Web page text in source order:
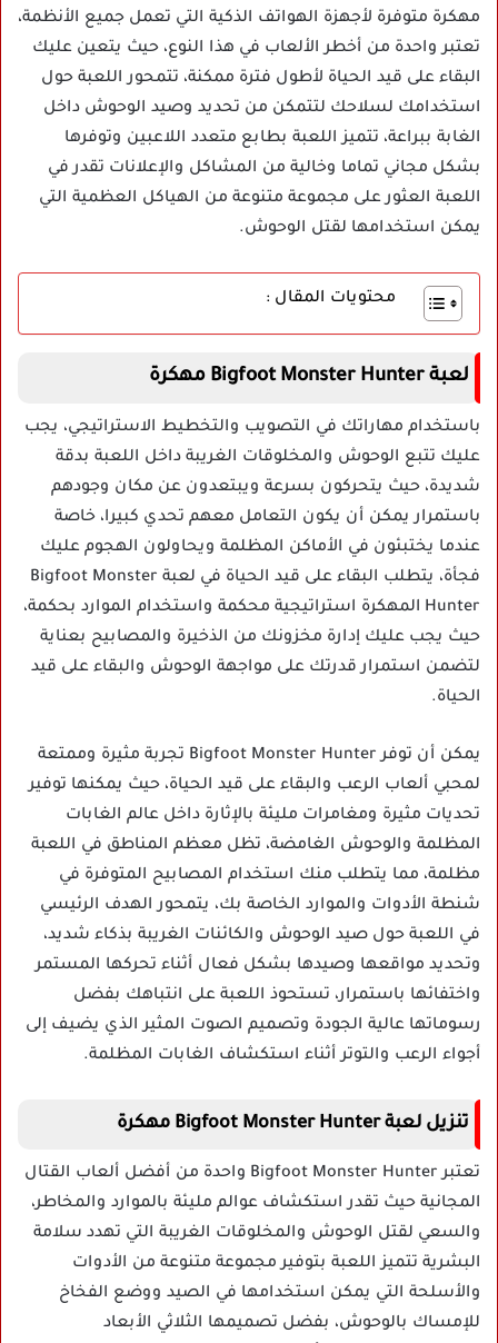
مهكرة متوفرة لأجهزة الهواتف الذكية التي تعمل جميع الأنظمة،
تعتبر واحدة من أخطر الألعاب في هذا النوع، حيث يتعين عليك
البقاء على قيد الحياة لأطول فترة ممكنة، تتمحور اللعبة حول
استخدامك لسلاحك لتتمكن من تحديد وصيد الوحوش داخل
الغابة ببراعة، تتميز اللعبة بطابع متعدد اللاعبين وتوفرها
بشكل مجاني تماما وخالية من المشاكل والإعلانات تقدر في
اللعبة العثور على مجموعة متنوعة من الهياكل العظمية التي
يمكن استخدامها لقتل الوحوش.
محتويات المقال :
لعبة Bigfoot Monster Hunter مهكرة
باستخدام مهاراتك في التصويب والتخطيط الاستراتيجي، يجب
عليك تتبع الوحوش والمخلوقات الغريبة داخل اللعبة بدقة
شديدة، حيث يتحركون بسرعة ويبتعدون عن مكان وجودهم
باستمرار يمكن أن يكون التعامل معهم تحدي كبيرا، خاصة
عندما يختبئون في الأماكن المظلمة ويحاولون الهجوم عليك
فجأة، يتطلب البقاء على قيد الحياة في لعبة Bigfoot Monster
Hunter المهكرة استراتيجية محكمة واستخدام الموارد بحكمة،
حيث يجب عليك إدارة مخزونك من الذخيرة والمصابيح بعناية
لتضمن استمرار قدرتك على مواجهة الوحوش والبقاء على قيد
الحياة.
يمكن أن توفر Bigfoot Monster Hunter تجربة مثيرة وممتعة
لمحبي ألعاب الرعب والبقاء على قيد الحياة، حيث يمكنها توفير
تحديات مثيرة ومغامرات مليئة بالإثارة داخل عالم الغابات
المظلمة والوحوش الغامضة، تظل معظم المناطق في اللعبة
مظلمة، مما يتطلب منك استخدام المصابيح المتوفرة في
شنطة الأدوات والموارد الخاصة بك، يتمحور الهدف الرئيسي
في اللعبة حول صيد الوحوش والكائنات الغريبة بذكاء شديد،
وتحديد مواقعها وصيدها بشكل فعال أثناء تحركها المستمر
واختفائها باستمرار، تستحوذ اللعبة على انتباهك بفضل
رسوماتها عالية الجودة وتصميم الصوت المثير الذي يضيف إلى
أجواء الرعب والتوتر أثناء استكشاف الغابات المظلمة.
تنزيل لعبة Bigfoot Monster Hunter مهكرة
تعتبر Bigfoot Monster Hunter واحدة من أفضل ألعاب القتال
المجانية حيث تقدر استكشاف عوالم مليئة بالموارد والمخاطر،
والسعي لقتل الوحوش والمخلوقات الغريبة التي تهدد سلامة
البشرية تتميز اللعبة بتوفير مجموعة متنوعة من الأدوات
والأسلحة التي يمكن استخدامها في الصيد ووضع الفخاخ
للإمساك بالوحوش، بفضل تصميمها الثلاثي الأبعاد